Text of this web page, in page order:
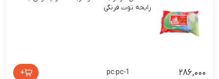
رایحه توت فرنگی
۲۸۶,۰۰۰ pc:pc-1
+